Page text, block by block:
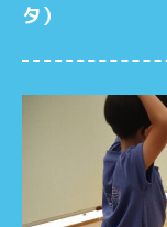
タ）